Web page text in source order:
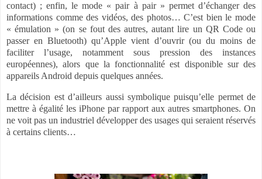
contact) ; enfin, le mode « pair à pair » permet d’échanger des
informations comme des vidéos, des photos… C’est bien le mode
« émulation » (on se fout des autres, autant lire un QR Code ou
passer en Bluetooth) qu’Apple vient d’ouvrir (ou du moins de
faciliter l’usage, notamment sous pression des instances
européennes), alors que la fonctionnalité est disponible sur des
appareils Android depuis quelques années.
La décision est d’ailleurs aussi symbolique puisqu’elle permet de
mettre à égalité les iPhone par rapport aux autres smartphones. On
ne voit pas un industriel développer des usages qui seraient réservés
à certains clients…